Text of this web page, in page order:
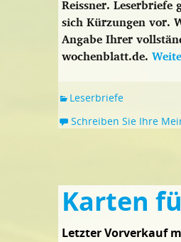
Reissner.
sich Kürzungen vor.
Angabe Ihrer
wochenblatt.de.
Leserbriefe
Schreiben Sie Ihre
Karten
Letzter Vorverkauf